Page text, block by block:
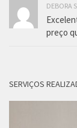
DEBORA
preço
SERVIÇOS